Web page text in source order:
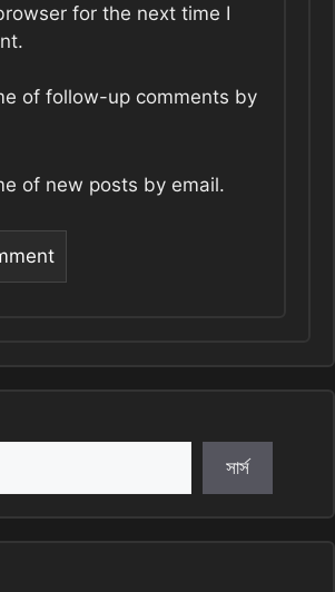
for the next time I
of follow-up comments by
of new posts by email.
সার্স